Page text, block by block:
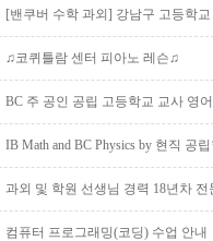
[밴쿠버 수학 과외] 강남구 고등학
♫코퀴틀람 센터 피아노 레슨♫
BC 주 공인 공립 고등학교 교사 영
IB Math and BC Physics by 현직 공
과외 및 학원 선생님 경력 18년차
컴퓨터 프로그래밍(코딩) 수업 안내